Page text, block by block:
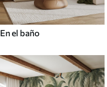
En el baño